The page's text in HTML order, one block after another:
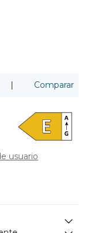
| Comparar
usuario